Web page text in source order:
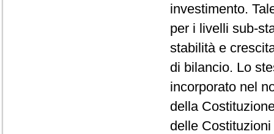
investimento.
per i livelli sub-
stabilità e
di bilancio. Lo
incorporato nel
della
delle